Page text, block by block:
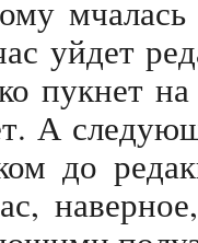
уйдет
пукнет
А
до